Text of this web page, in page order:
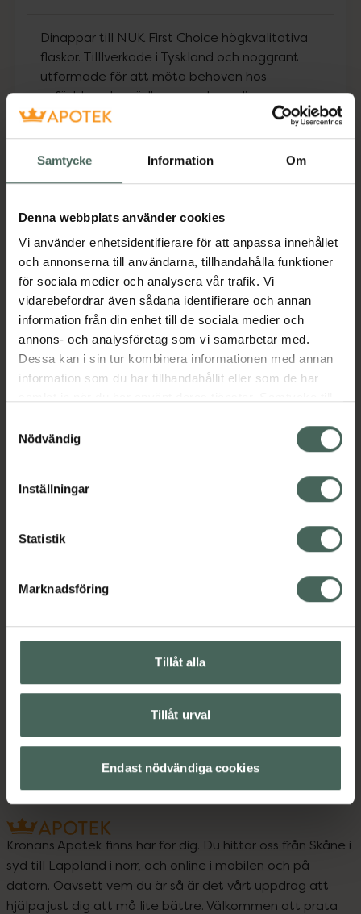
Samtycke Information Om
Denna webbplats använder cookies
Vi använder enhetsidentifierare för att anpassa innehållet
och annonserna till användarna, tillhandahålla funktioner
för sociala medier och analysera vår trafik. Vi
vidarebefordrar även sådana identifierare och annan
information från din enhet till de sociala medier och
annons- och analysföretag som vi samarbetar med.
Dessa kan i sin tur kombinera informationen med annan
information som du har tillhandahållit eller som de har
återkalla ditt samtycke via webbplatsens
cookieinställningar. Ett återkallat samtycke påverkar inte
lagligheten av behandling som skett innan återkallelsen.
Nödvändig
Inställningar
Statistik
Marknadsföring
Tillåt alla
Tillåt urval
Endast nödvändiga cookies
Dinappar till NUK First Choice högkvalitativa
flaskor. Tilllverkade i Tyskland och noggrant
utformade för att möta behoven hos
nyfödda och spädbarn – och ge dig som
förälder trygghet vid varje måltid.
NUK:s anti-kolik-system hjälper till att minska
mängden luft som sväljs under matningen,
avslappnad matning samt minskar risken för
magknip. Färre luftbubblor i magen betyder
färre tårar – och en lugnare, mer behaglig
matstund både för dig och din bebis. First
Choice dinappar finns i 3 storlekar: S, M och
XL. Anti-kolik-system Passar First Choice-
serien. Tillverkade i Tyskland. BPA-fri
EAN:
04008600169574
Kategorier:
Nappflaskor och dinappar
Innehåll Visa
Visa
Upptäck flera produkter inom
Amning och matning
Nappflaskor och dinappar
Kronans Apotek finns här för dig. Du hittar oss från Skåne i
syd till Lappland i norr, och online i mobilen och på
datorn. Oavsett vem du är så är det vårt uppdrag att
hjälpa just dig att må lite bättre. Välkommen att prata